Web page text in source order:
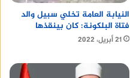
النيابة العامة تخلي سبيل والد
فتاة البلكونة: كان بينقذها
21 أبريل، 2022